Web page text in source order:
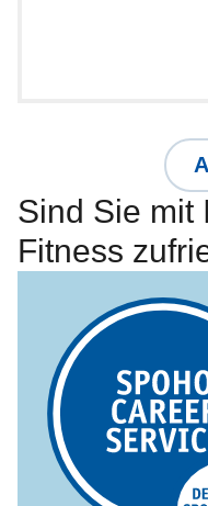
Sind Sie mit
Fitness